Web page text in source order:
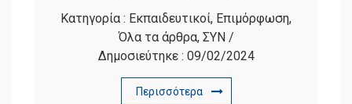
Κατηγορία : Εκπαιδευτικοί, Επιμόρφωση,
Όλα τα άρθρα, ΣΥΝ/
Δημοσιεύτηκε : 09/02/2024
Περισσότερα